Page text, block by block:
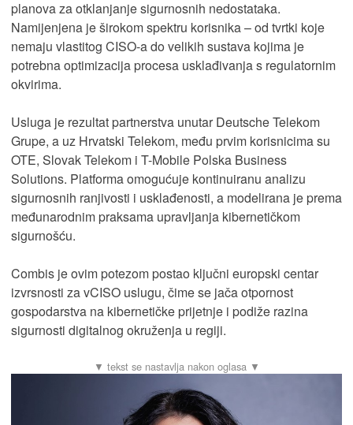
planova za otklanjanje sigurnosnih nedostataka.
Namijenjena je širokom spektru korisnika – od tvrtki koje
nemaju vlastitog CISO-a do velikih sustava kojima je
potrebna optimizacija procesa usklađivanja s regulatornim
okvirima.
Usluga je rezultat partnerstva unutar Deutsche Telekom
Grupe, a uz Hrvatski Telekom, među prvim korisnicima su
OTE, Slovak Telekom i T-Mobile Polska Business
Solutions. Platforma omogućuje kontinuiranu analizu
sigurnosnih ranjivosti i usklađenosti, a modelirana je prema
međunarodnim praksama upravljanja kibernetičkom
sigurnošću.
Combis je ovim potezom postao ključni europski centar
izvrsnosti za vCISO uslugu, čime se jača otpornost
gospodarstva na kibernetičke prijetnje i podiže razina
sigurnosti digitalnog okruženja u regiji.